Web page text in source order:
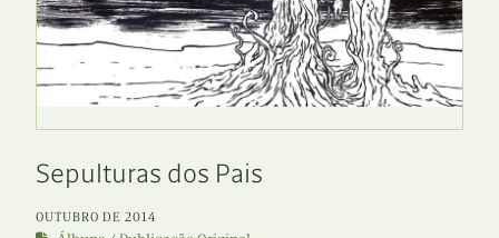
Sepulturas dos Pais
OUTUBRO DE 2014